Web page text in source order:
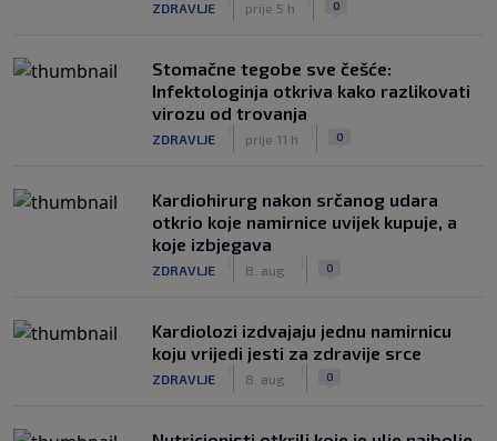
ZDRAVLJE prije 5 h 0
Stomačne tegobe sve češće:
Infektologinja otkriva kako razlikovati
virozu od trovanja
ZDRAVLJE prije 11 h 0
Kardiohirurg nakon srčanog udara
otkrio koje namirnice uvijek kupuje, a
koje izbjegava
ZDRAVLJE 8. aug. 0
Kardiolozi izdvajaju jednu namirnicu
koju vrijedi jesti za zdravije srce
ZDRAVLJE 8. aug. 0